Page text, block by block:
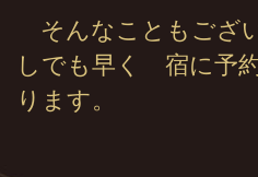
そんなこともござ
しでも早く 宿に予
ります。